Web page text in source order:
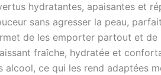
hydratantes, apaisantes et
sans agresser la peau,
de les emporter partout et
fraîche, hydratée et
ce qui les rend adaptées